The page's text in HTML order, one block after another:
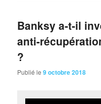
Banksy a-t-il
anti-
?
Publié le9 octobre 2018